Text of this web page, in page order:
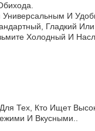
И
Гладкий
Холодный И
Тех, Кто Ищет
И Вкусными..